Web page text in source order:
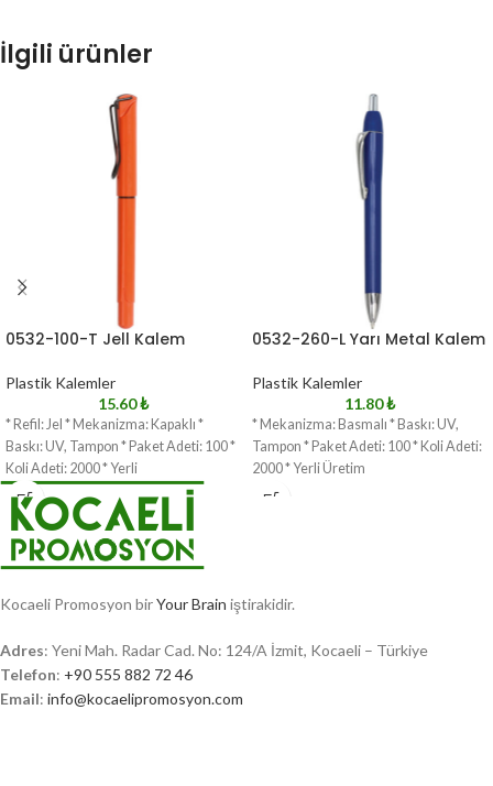
İlgili ürünler
0532-100-T Jell Kalem
Plastik Kalemler
15.60₺
* Refil: Jel * Mekanizma: Kapaklı *
Baskı: UV, Tampon * Paket Adeti: 100 *
Koli Adeti: 2000 * Yerli
0532-260-L Yarı Metal Kalem
Plastik Kalemler
11.80₺
* Mekanizma: Basmalı * Baskı: UV,
Tampon * Paket Adeti: 100 * Koli Adeti:
2000 * Yerli Üretim
Kocaeli Promosyon birYour Brain iştirakidir.
Adres: Yeni Mah. Radar Cad. No: 124/A İzmit, Kocaeli – Türkiye
Telefon: +90 555 882 72 46
Email: info@kocaelipromosyon.com